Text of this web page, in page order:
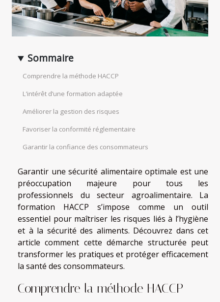
Sommaire
Comprendre la méthode HACCP
L’intérêt d’une formation adaptée
Améliorer la gestion des risques
Favoriser la conformité réglementaire
Garantir la confiance des consommateurs
Garantir une sécurité alimentaire optimale est une
préoccupation majeure pour tous les
professionnels du secteur agroalimentaire. La
formation HACCP s’impose comme un outil
essentiel pour maîtriser les risques liés à l’hygiène
et à la sécurité des aliments. Découvrez dans cet
article comment cette démarche structurée peut
transformer les pratiques et protéger efficacement
la santé des consommateurs.
Comprendre la méthode HACCP